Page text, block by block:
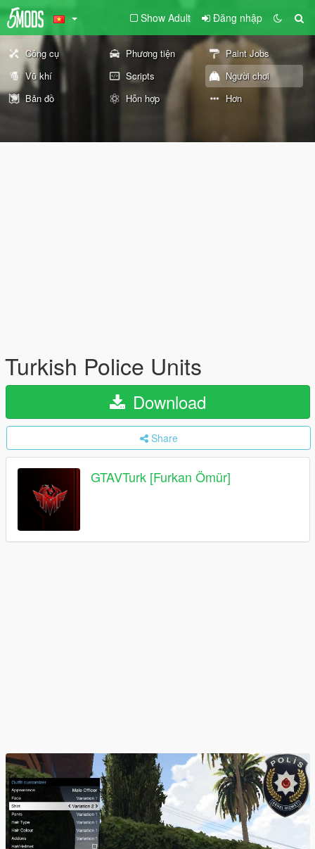
Show Adult Đăng nhập
Công cụ Phương tiện
Paint Jobs
Vũ khí
Scripts
Người chơi
Bản đồ
Hỗn hợp Hơn
Turkish Police Units
Download
Share
GTAVTurk [Furkan Ömür]